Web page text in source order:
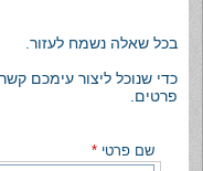
בכל שאלה נשמח לעזור.
כדי שנוכל ליצור עימכם
פרטים.
שם פרטי *